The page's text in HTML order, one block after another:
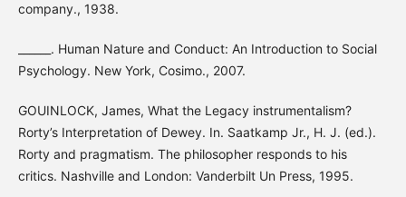
company., 1938.
______. Human Nature and Conduct: An Introduction to Social
Psychology. New York, Cosimo., 2007.
GOUINLOCK, James, What the Legacy instrumentalism?
Rorty’s Interpretation of Dewey. In. Saatkamp Jr., H. J. (ed.).
Rorty and pragmatism. The philosopher responds to his
critics. Nashville and London: Vanderbilt Un Press, 1995.